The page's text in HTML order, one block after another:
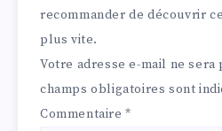
recommander de découvrir
plus vite.
Votre adresse e-mail ne sera
champs obligatoires sont
Commentaire*